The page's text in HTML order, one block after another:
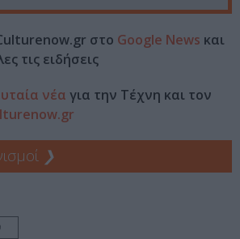
στο Google News και
τις ειδήσεις
νέα για την Τέχνη και τον
❯